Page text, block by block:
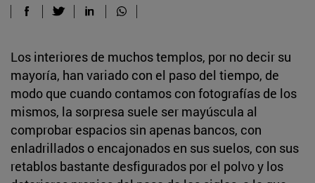
Los interiores de muchos templos, por no decir su
mayoría, han variado con el paso del tiempo, de
modo que cuando contamos con fotografías de los
mismos, la sorpresa suele ser mayúscula al
comprobar espacios sin apenas bancos, con
enladrillados o encajonados en sus suelos, con sus
retablos bastante desfigurados por el polvo y los